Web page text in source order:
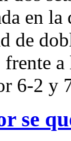
en la
de
frente
6-2 y
se